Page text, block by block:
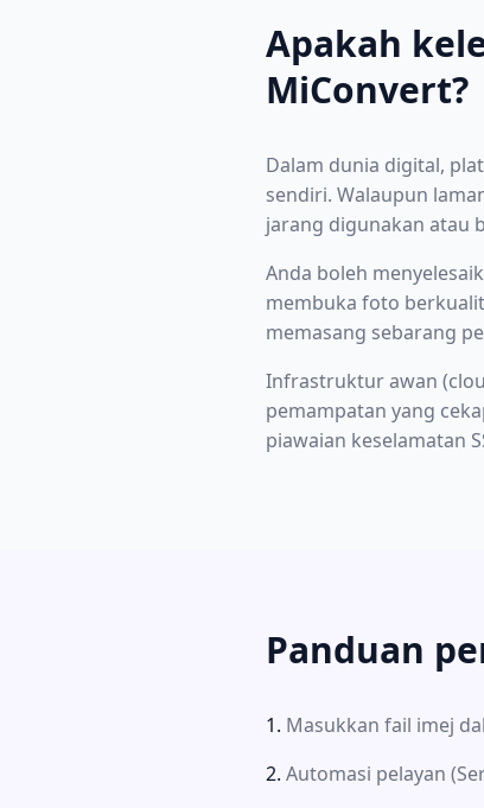
Apakah
MiConvert?
Dalam dunia digital,
sendiri. Walaupun
jarang digunakan atau
Anda boleh
membuka foto
memasang sebarang
Infrastruktur awan
pemampatan yang
piawaian keselamatan
Panduan
Masukkan fail imej
Automasi pelayan